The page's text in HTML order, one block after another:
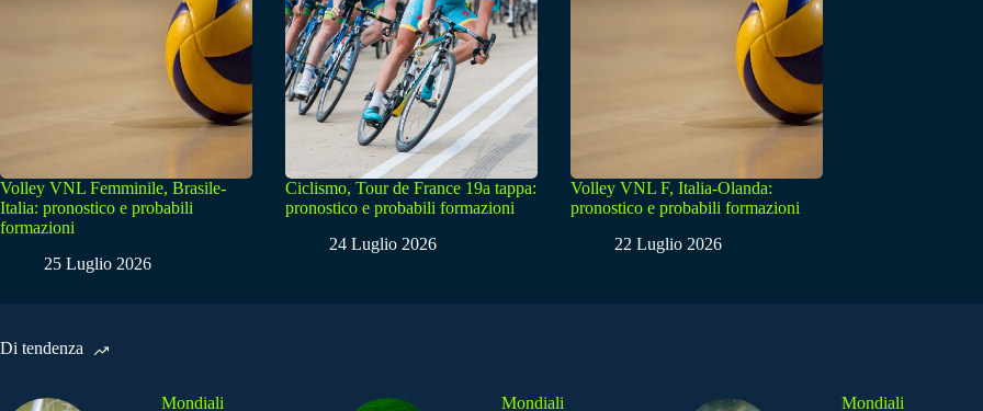
Volley VNL Femminile, Brasile-
Italia: pronostico e probabili
formazioni
25 Luglio 2026
Ciclismo, Tour de France 19a tappa:
pronostico e probabili formazioni
24 Luglio 2026
Volley VNL F, Italia-Olanda:
pronostico e probabili formazioni
22 Luglio 2026
Di tendenza
Mondiali Mondiali Mondiali